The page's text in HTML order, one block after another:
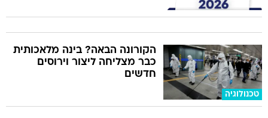
טכנולוגיה
הקורונה הבאה? בינה מלאכותית
כבר מצליחה ליצור וירוסים
חדשים